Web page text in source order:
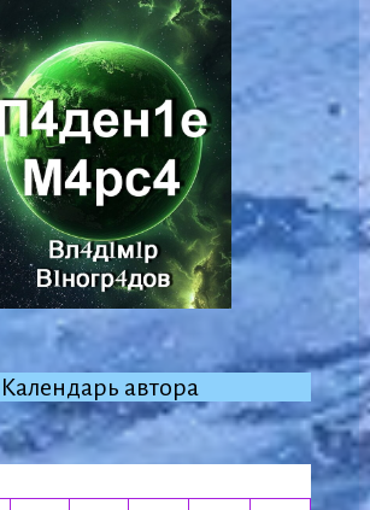
Календарь автора